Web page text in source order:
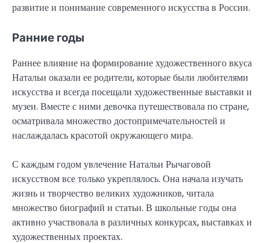
развитие и понимание современного искусства в России.
Ранние годы
Раннее влияние на формирование художественного вкуса
Натальи оказали ее родители, которые были любителями
искусства и всегда посещали художественные выставки и
музеи. Вместе с ними девочка путешествовала по стране,
осматривала множество достопримечательностей и
наслаждалась красотой окружающего мира.
С каждым годом увлечение Натальи Рычаговой
искусством все только укреплялось. Она начала изучать
жизнь и творчество великих художников, читала
множество биографий и статьи. В школьные годы она
активно участвовала в различных конкурсах, выставках и
художественных проектах.